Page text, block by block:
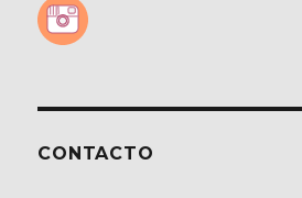
CONTACTO